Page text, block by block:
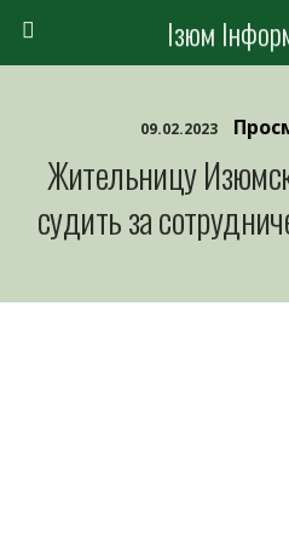
Ізюм
09.02.2023
Жительницу
судить за